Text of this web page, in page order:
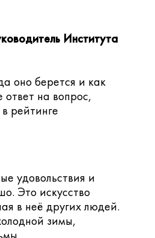
Института
оно берется и как
ответ на вопрос,
рейтинге
удовольствия и
Это искусство
в неё других людей.
зимы,